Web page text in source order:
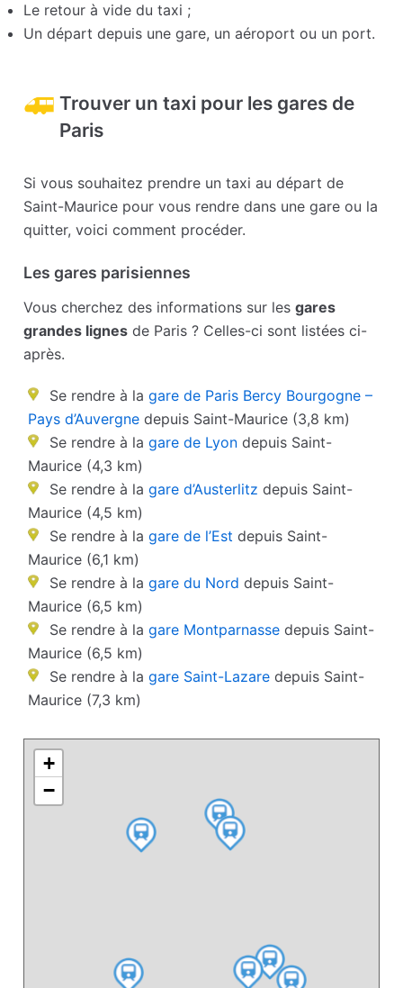
Le retour à vide du taxi ;
Un départ depuis une gare, un aéroport ou un port.
Trouver un taxi pour les gares de
Paris
Si vous souhaitez prendre un taxi au départ de
Saint-Maurice pour vous rendre dans une gare ou la
quitter, voici comment procéder.
Les gares parisiennes
Vous cherchez des informations sur lesgares
grandes lignes de Paris ? Celles-ci sont listées ci-
après.
Se rendre à la gare de Paris Bercy Bourgogne –
Pays d’Auvergne depuis Saint-Maurice (3,8 km)
Se rendre à la gare de Lyon depuis Saint-
Maurice (4,3 km)
Se rendre à la gare d’Austerlitz depuis Saint-
Maurice (4,5 km)
Se rendre à la gare de l’Est depuis Saint-
Maurice (6,1 km)
Se rendre à la gare du Nord depuis Saint-
Maurice (6,5 km)
Se rendre à la gare Montparnasse depuis Saint-
Maurice (6,5 km)
Se rendre à la gare Saint-Lazare depuis Saint-
Maurice (7,3 km)
+
−